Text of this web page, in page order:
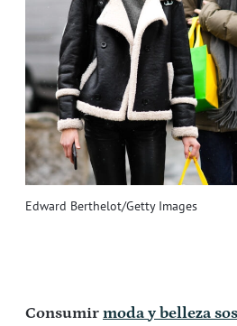
Edward Berthelot/Getty Images
Consumir moda y belleza